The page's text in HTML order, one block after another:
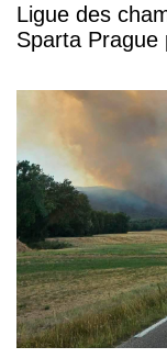
Ligue des
Sparta Prague